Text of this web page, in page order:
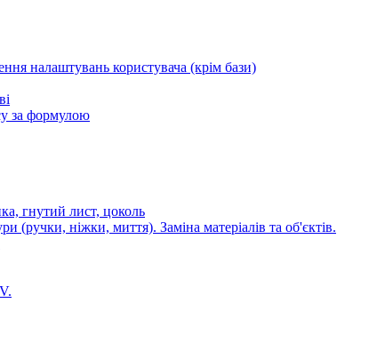
налаштувань користувача (крім бази)
за формулою
гнутий лист, цоколь
(ручки, ніжки, миття). Заміна матеріалів та об'єктів.